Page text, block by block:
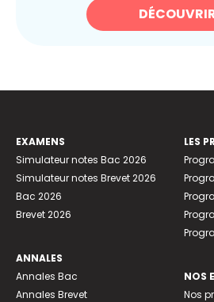
EXAMENS
Simulateur notes Bac 2026
Simulateur notes Brevet 2026
Bac 2026
Brevet 2026
ANNALES
Annales Bac
Annales Brevet
LES
NOS
Nos